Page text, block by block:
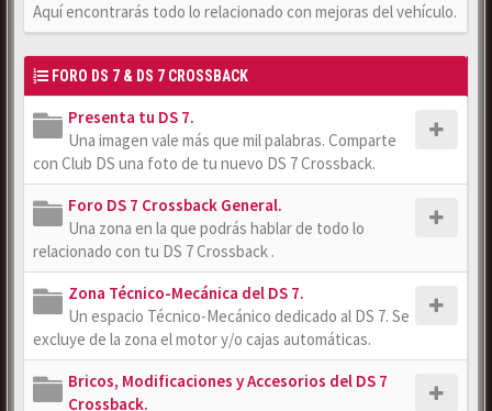
Aquí encontrarás todo lo relacionado con mejoras del vehículo.
FORO DS 7 & DS 7 CROSSBACK
Presenta tu DS 7.
Una imagen vale más que mil palabras. Comparte
con Club DS una foto de tu nuevo DS 7 Crossback.
Foro DS 7 Crossback General.
Una zona en la que podrás hablar de todo lo
relacionado con tu DS 7 Crossback .
Zona Técnico-Mecánica del DS 7.
Un espacio Técnico-Mecánico dedicado al DS 7. Se
excluye de la zona el motor y/o cajas automáticas.
Bricos, Modificaciones y Accesorios del DS 7
Crossback.